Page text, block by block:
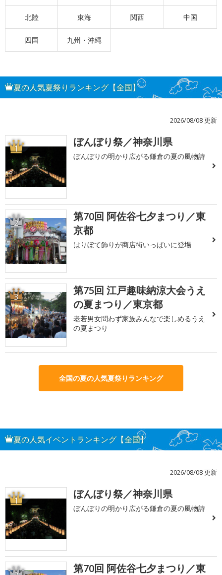
北陸 東海 関西 中国
四国 九州・沖縄
夏の人気夏祭りランキング【全国】
2026/08/08 更新
1 ぼんぼり祭／神奈川県
ぼんぼりの明かり広がる鎌倉の夏の風物詩
2
第70回 阿佐谷七夕まつり／東
京都
はりぼて飾りが商店街いっぱいに登場
3
第75回 江戸趣味納涼大会うえ
の夏まつり／東京都
老若男女問わず家族みんなで楽しめるうえ
の夏まつり
全国の夏の人気夏祭りランキング
夏の人気イベントランキング【全国】
2026/08/08 更新
1 ぼんぼり祭／神奈川県
ぼんぼりの明かり広がる鎌倉の夏の風物詩
第70回 阿佐谷七夕まつり／東